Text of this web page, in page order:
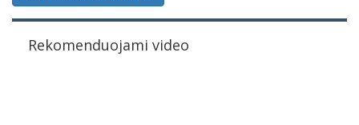
Rekomenduojami video